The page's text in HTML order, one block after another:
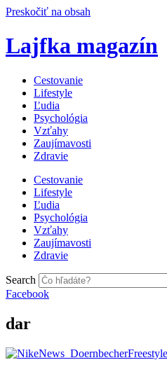
Preskočiť na obsah
Lajfka magazín
Cestovanie
Lifestyle
Ľudia
Psychológia
Vzťahy
Zaujímavosti
Zdravie
Cestovanie
Lifestyle
Ľudia
Psychológia
Vzťahy
Zaujímavosti
Zdravie
Search
Facebook
dar